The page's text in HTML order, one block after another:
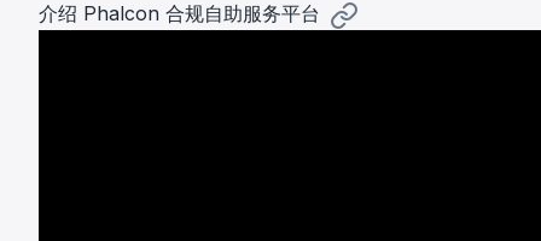
介绍 Phalcon 合规自助服务平台